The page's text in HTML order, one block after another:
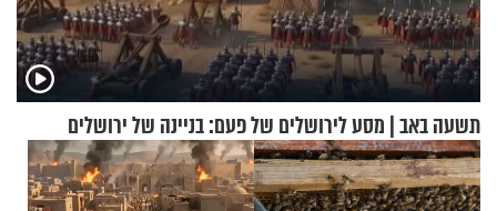
תשעה באב | מסע לירושלים של פעם: בניינה של ירושלים